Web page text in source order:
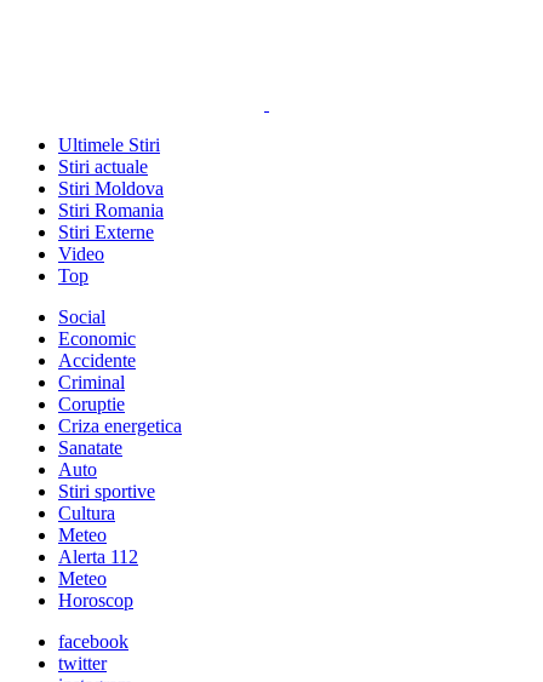
Ultimele Stiri
Stiri actuale
Stiri Moldova
Stiri Romania
Stiri Externe
Video
Top
Social
Economic
Accidente
Criminal
Coruptie
Criza energetica
Sanatate
Auto
Stiri sportive
Cultura
Meteo
Alerta 112
Meteo
Horoscop
facebook
twitter